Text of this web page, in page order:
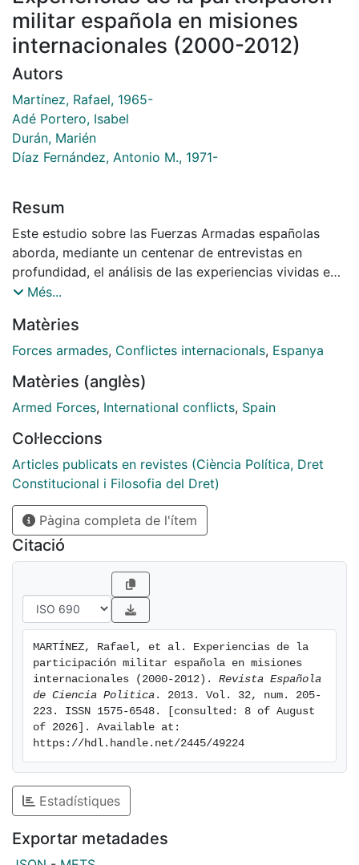
militar española en misiones
internacionales (2000-2012)
Autors
Martínez, Rafael, 1965-
Adé Portero, Isabel
Durán, Marién
Díaz Fernández, Antonio M., 1971-
Resum
Este estudio sobre las Fuerzas Armadas españolas
aborda, mediante un centenar de entrevistas en
profundidad, el análisis de las experiencias vividas en
operaciones internacionales. Con ello se ha analizado
comprensión de las normas de enfrentamiento, sus
motivaciones, impresiones y experiencias, los
cumplimiento de los objetivos de la misión y los
problemas familiares y psicológicos que puedan haber
El resultado de este estudio de caso se integra en un
estudio internacional comparado denominado Lessons
Learned on Asymmmetric Warfare y auspiciado por el
RC nº1 de ISA y el Working Group Military Profession
de ERGOMAS.
Més...
Matèries
Forces armades, Conflictes internacionals, Espanya
Matèries (anglès)
Armed Forces, International conflicts, Spain
Col·leccions
Articles publicats en revistes (Ciència Política, Dret
Constitucional i Filosofia del Dret)
Pàgina completa de l'ítem
Citació
MARTÍNEZ, Rafael, et al. Experiencias de la
participación militar española en misiones
internacionales (2000-2012). Revista Española
de Ciencia Politica . 2013. Vol. 32, num. 205-
223. ISSN 1575-6548. [consulted: 8 of August
of 2026]. Available at:
https://hdl.handle.net/2445/49224
Estadístiques
Exportar metadades